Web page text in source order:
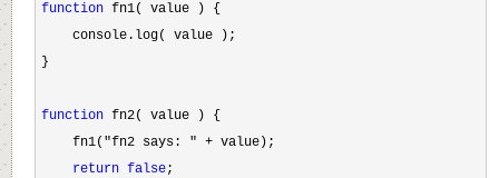
function fn1( value ) {
    console.log( value );
}
function fn2( value ) {
    fn1(
"fn2 says: " + value);
return false;